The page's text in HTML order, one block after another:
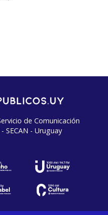
de Comunicación
SECAN - Uruguay